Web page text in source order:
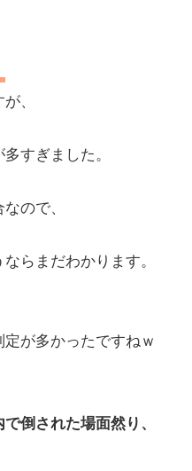
、
すぎました。
ので、
らまだわかります。
が多かったですねｗ
倒された場面然り、